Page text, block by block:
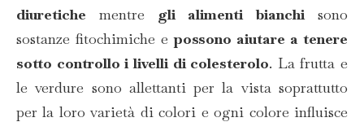
diuretiche mentre gli alimenti bianchisono
sostanze fitochimiche epossono aiutare a tenere
sotto controllo i livelli di colesterolo. La frutta e
le verdure sono allettanti per la vista soprattutto
per la loro varietà di colori e ogni colore influisce